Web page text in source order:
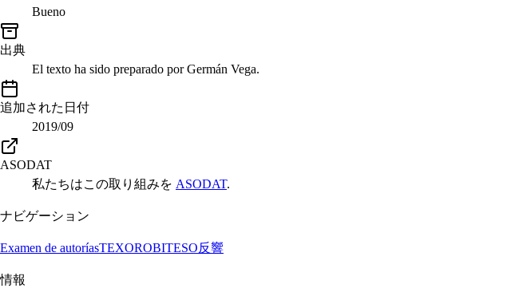
Bueno
出典
El texto ha sido preparado por Germán Vega.
追加された日付
2019/09
ASODAT
私たちはこの取り組みを ASODAT.
ナビゲーション
Examen de autoríasTEXOROBITESO反響
情報